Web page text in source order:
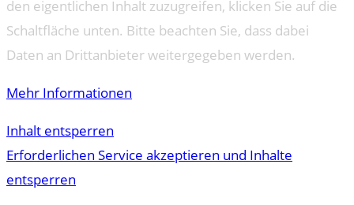
den eigentlichen Inhalt zuzugreifen, klicken Sie auf die
Schaltfläche unten. Bitte beachten Sie, dass dabei
Daten an Drittanbieter weitergegeben werden.
Mehr Informationen
Inhalt entsperren
Erforderlichen Service akzeptieren und Inhalte
entsperren